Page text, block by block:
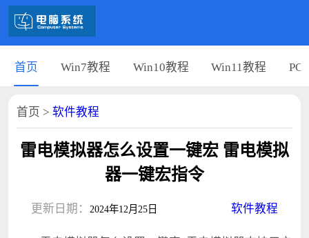
首页 Win7教程 Win10教程 Win11教程 PC
首页 > 软件教程
雷电模拟器怎么设置一键宏 雷电模拟
器一键宏指令
更新日期： 2024年12月25日 软件教程